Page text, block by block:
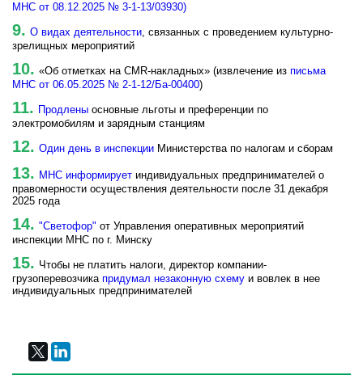
МНС от 08.12.2025 № 3-1-13/03930)
О видах деятельности, связанных с проведением культурно-
зрелищных мероприятий
«Об отметках на СMR-накладных» (извлечение из письма
МНС от 06.05.2025 № 2-1-12/Ба-00400)
Продлены основные льготы и преференции по
электромобилям и зарядным станциям
Один день в инспекции Министерства по налогам и сборам
МНС информирует индивидуальных предпринимателей о
правомерности осуществления деятельности после 31 декабря
2025 года
"Светофор" от Управления оперативных мероприятий
инспекции МНС по г. Минску
Чтобы не платить налоги, директор компании-
грузоперевозчика придумал незаконную схему и вовлек в нее
индивидуальных предпринимателей